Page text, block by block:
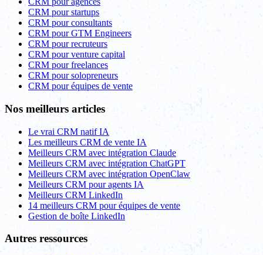
CRM pour startups
CRM pour consultants
CRM pour GTM Engineers
CRM pour recruteurs
CRM pour venture capital
CRM pour freelances
CRM pour solopreneurs
CRM pour équipes de vente
Nos meilleurs articles
Le vrai CRM natif IA
Les meilleurs CRM de vente IA
Meilleurs CRM avec intégration Claude
Meilleurs CRM avec intégration ChatGPT
Meilleurs CRM avec intégration OpenClaw
Meilleurs CRM pour agents IA
Meilleurs CRM LinkedIn
14 meilleurs CRM pour équipes de vente
Gestion de boîte LinkedIn
Autres ressources